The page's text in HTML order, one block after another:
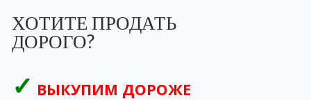
ХОТИТЕ ПРОДАТЬ
ДОРОГО?
ВЫКУПИМ ДОРОЖЕ